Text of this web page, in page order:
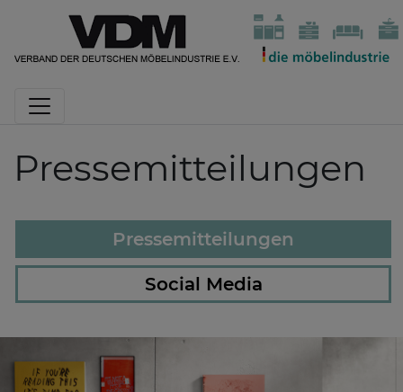
Pressemitteilungen
Pressemitteilungen
Social Media